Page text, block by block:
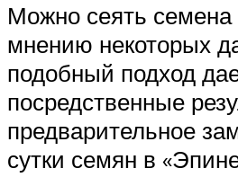
Можно сеять семена
мнению некоторых
подобный подход
посредственные
предварительное
сутки семян в